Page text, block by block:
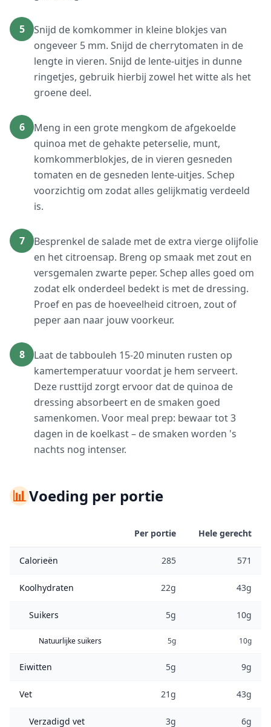
5
Snijd de komkommer in kleine blokjes van
ongeveer 5 mm. Snijd de cherrytomaten in de
lengte in vieren. Snijd de lente-uitjes in dunne
ringetjes, gebruik hierbij zowel het witte als het
groene deel.
6
Meng in een grote mengkom de afgekoelde
quinoa met de gehakte peterselie, munt,
komkommerblokjes, de in vieren gesneden
tomaten en de gesneden lente-uitjes. Schep
voorzichtig om zodat alles gelijkmatig verdeeld
is.
7
Besprenkel de salade met de extra vierge olijfolie
en het citroensap. Breng op smaak met zout en
versgemalen zwarte peper. Schep alles goed om
zodat elk onderdeel bedekt is met de dressing.
Proef en pas de hoeveelheid citroen, zout of
peper aan naar jouw voorkeur.
8
Laat de tabbouleh 15-20 minuten rusten op
kamertemperatuur voordat je hem serveert.
Deze rusttijd zorgt ervoor dat de quinoa de
dressing absorbeert en de smaken goed
samenkomen. Voor meal prep: bewaar tot 3
dagen in de koelkast – de smaken worden 's
nachts nog intenser.
📊Voeding per portie
Per portie Hele gerecht
Calorieën 285 571
Koolhydraten 22g 43g
Suikers 5g 10g
Natuurlijke suikers 5g 10g
Eiwitten 5g 9g
Vet 21g 43g
Verzadigd vet 3g 6g